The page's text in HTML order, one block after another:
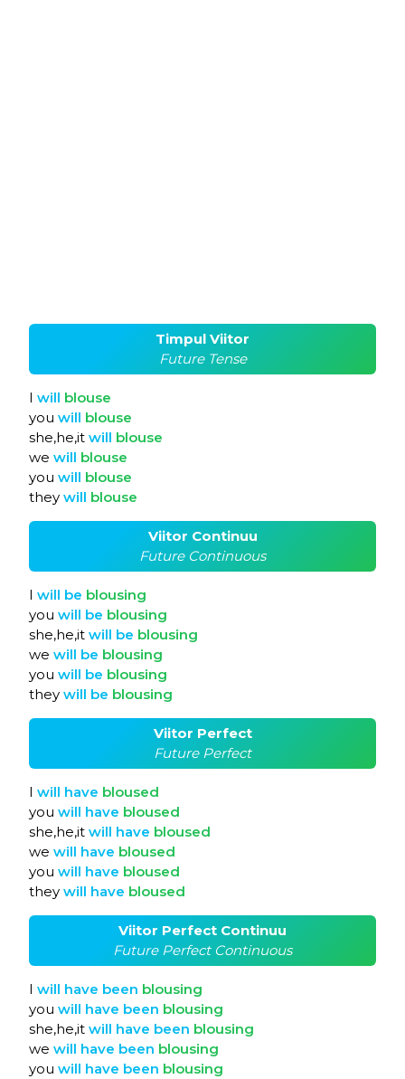
Timpul Viitor
Future Tense
I will blouse
you will blouse
she,he,it will blouse
we will blouse
you will blouse
they will blouse
Viitor Continuu
Future Continuous
I will be blousing
you will be blousing
she,he,it will be blousing
we will be blousing
you will be blousing
they will be blousing
Viitor Perfect
Future Perfect
I will have bloused
you will have bloused
she,he,it will have bloused
we will have bloused
you will have bloused
they will have bloused
Viitor Perfect Continuu
Future Perfect Continuous
I will have been blousing
you will have been blousing
she,he,it will have been blousing
we will have been blousing
you will have been blousing